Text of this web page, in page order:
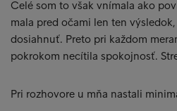
Celé som to však vnímala ako
mala pred očami len ten
dosiahnuť. Preto pri každom
pokrokom necítila spokojnosť.
Pri rozhovore u mňa nastali